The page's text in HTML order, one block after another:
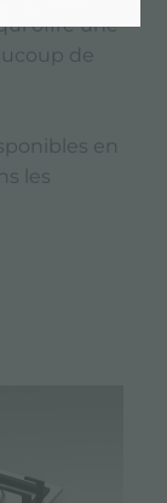
offre une
de
en
les